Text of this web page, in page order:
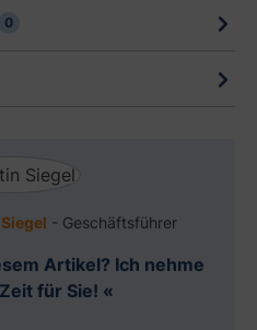
0
- Geschäftsführer
Artikel? Ich nehme
für Sie! «